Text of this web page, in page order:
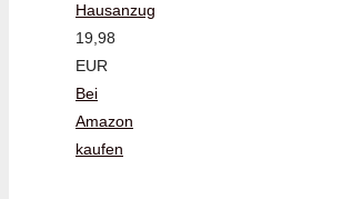
Hausanzug
19,98
EUR
Bei
Amazon
kaufen